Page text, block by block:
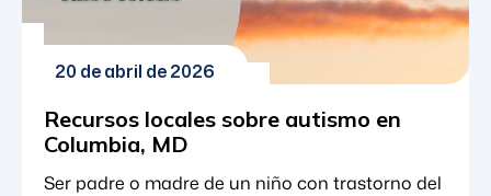
20 de abril de 2026
Recursos locales sobre autismo en
Columbia, MD
Ser padre o madre de un niño con trastorno del